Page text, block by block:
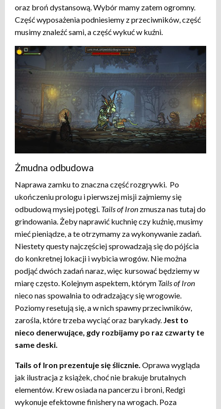
oraz broń dystansową. Wybór mamy zatem ogromny.
Część wyposażenia podniesiemy z przeciwników, część
musimy znaleźć sami, a część wykuć w kuźni.
Żmudna odbudowa
Naprawa zamku to znaczna część rozgrywki. Po
ukończeniu prologu i pierwszej misji zajmiemy się
odbudową mysiej potęgi. Tails of Iron zmusza nas tutaj do
grindowania. Żeby naprawić kuchnię czy kuźnię, musimy
mieć pieniądze, a te otrzymamy za wykonywanie zadań.
Niestety questy najczęściej sprowadzają się do pójścia
do konkretnej lokacji i wybicia wrogów. Nie można
podjąć dwóch zadań naraz, więc kursować będziemy w
miarę często. Kolejnym aspektem, którym Tails of Iron
nieco nas spowalnia to odradzający się wrogowie.
Poziomy resetują się, a w nich spawny przeciwników,
zarośla, które trzeba wyciąć oraz barykady. Jest to
nieco denerwujące, gdy rozbijamy po raz czwarty te
same deski.
Tails of Iron prezentuje się ślicznie. Oprawa wygląda
jak ilustracja z książek, choć nie brakuje brutalnych
elementów. Krew osiada na pancerzu i broni, Redgi
wykonuje efektowne finishery na wrogach. Poza